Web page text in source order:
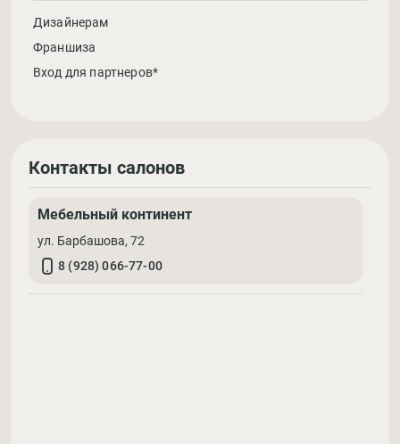
Дизайнерам
Франшиза
Вход для партнеров*
Контакты салонов
Мебельный континент
ул. Барбашова, 72
8 (928) 066-77-00